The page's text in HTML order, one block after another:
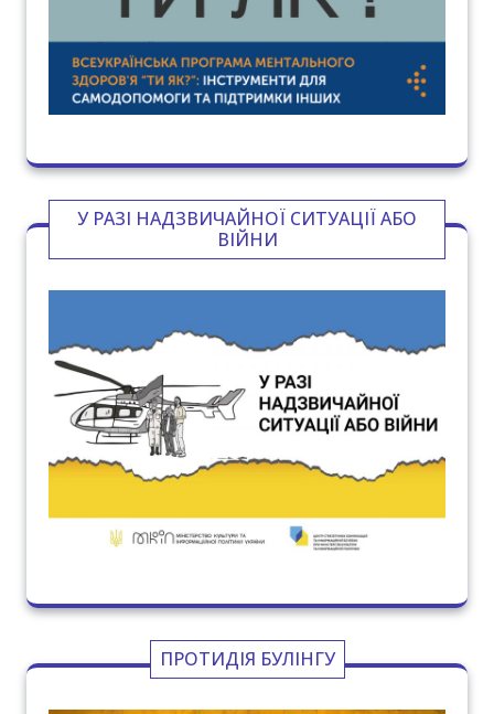
У РАЗІ НАДЗВИЧАЙНОЇ СИТУАЦІЇ АБО
ВІЙНИ
ПРОТИДІЯ БУЛІНГУ